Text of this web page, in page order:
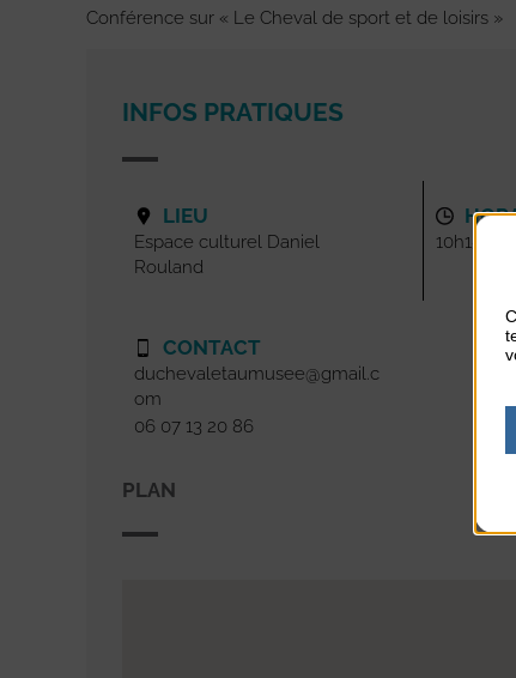
Conférence sur « Le Cheval de sport et de loisirs »
INFOS PRATIQUES
LIEU
Espace culturel Daniel
Rouland
CONTACT
duchevaletaumusee@gmail.c
om
06 07 13 20 86
10h15-
PLAN